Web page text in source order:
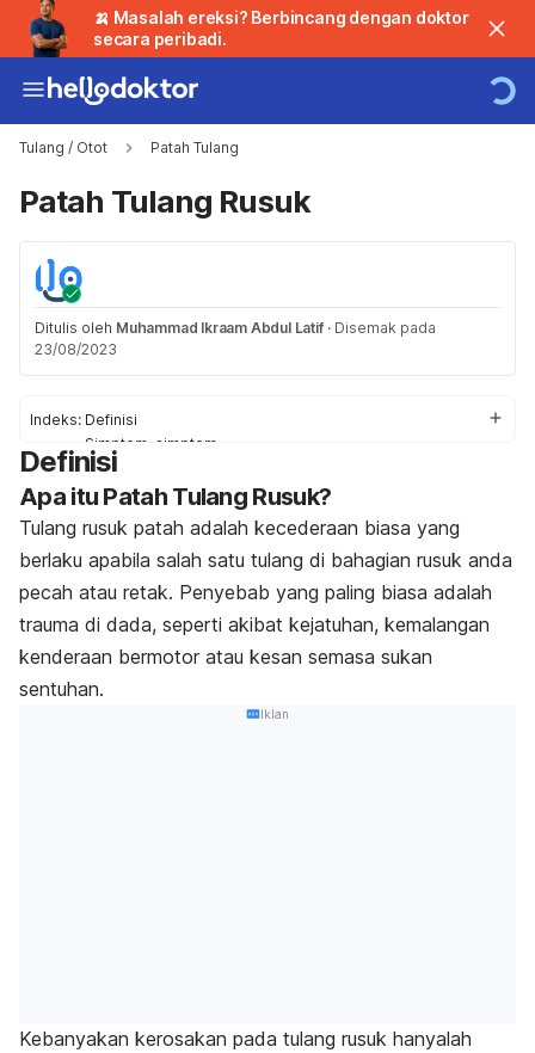
🍌 Masalah ereksi? Berbincang dengan doktor
secara peribadi.
Tulang / Otot Patah Tulang
Patah Tulang Rusuk
Ditulis oleh Muhammad Ikraam Abdul Latif · Disemak pada
23/08/2023
Indeks: Definisi
Simptom-simptom
Punca
Faktor-faktor Risiko
Diagnosis dan Rawatan
Perubahan gaya hidup & rawatan sampingan
Definisi
Apa itu Patah Tulang Rusuk?
Tulang rusuk patah adalah kecederaan biasa yang
berlaku apabila salah satu tulang di bahagian rusuk anda
pecah atau retak. Penyebab yang paling biasa adalah
trauma di dada, seperti akibat kejatuhan, kemalangan
kenderaan bermotor atau kesan semasa sukan
sentuhan.
Iklan
Kebanyakan kerosakan pada tulang rusuk hanyalah